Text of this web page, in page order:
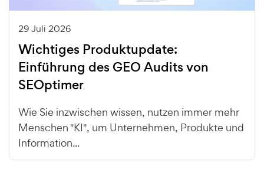
29 Juli 2026
Wichtiges Produktupdate:
Einführung des GEO Audits von
SEOptimer
Wie Sie inzwischen wissen, nutzen immer mehr
Menschen "KI", um Unternehmen, Produkte und
Information...